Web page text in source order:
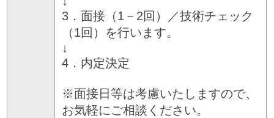
3．面接（1－2回）／技術チェック
（1回）を行います。
↓
4．内定決定
※面接日等は考慮いたしますので、
お気軽にご相談ください。